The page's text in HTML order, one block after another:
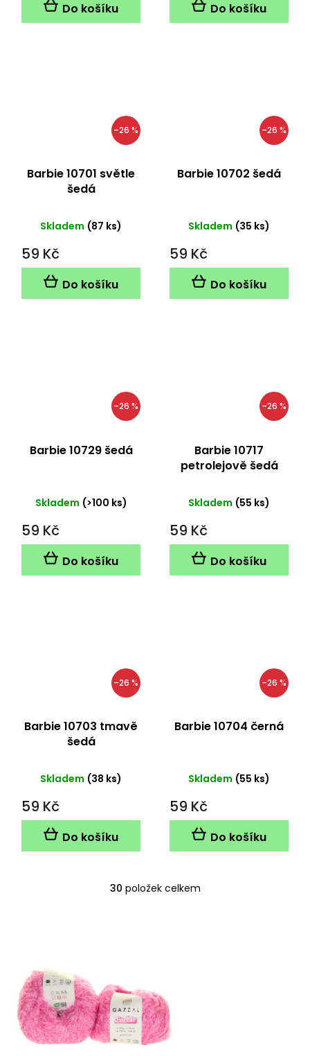
Do košíku Do košíku
–26 %
Barbie 10701 světle
šedá
Skladem (87 ks)
59 Kč
Do košíku
–26 %
Barbie 10702 šedá
Skladem (35 ks)
59 Kč
Do košíku
–26 %
Barbie 10729 šedá
Skladem (>100 ks)
59 Kč
Do košíku
–26 %
Barbie 10717
petrolejově šedá
Skladem (55 ks)
59 Kč
Do košíku
–26 %
Barbie 10703 tmavě
šedá
Skladem (38 ks)
59 Kč
Do košíku
–26 %
Barbie 10704 černá
Skladem (55 ks)
59 Kč
Do košíku
O
p
r
v
k
30 položek celkem